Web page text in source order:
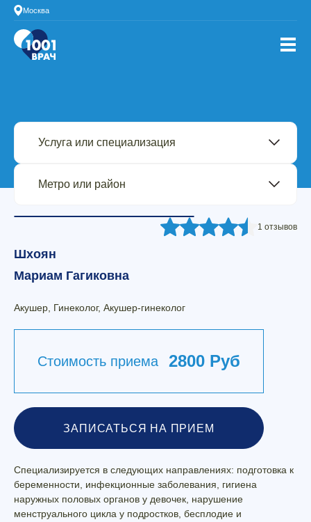
Москва
1 отзывов
Шхоян
Мариам Гагиковна
Акушер, Гинеколог, Акушер-гинеколог
Стоимость приема 2800 Руб
ЗАПИСАТЬСЯ НА ПРИЕМ
Специализируется в следующих направлениях: подготовка к
беременности, инфекционные заболевания, гигиена
наружных половых органов у девочек, нарушение
менструального цикла у подростков, бесплодие и